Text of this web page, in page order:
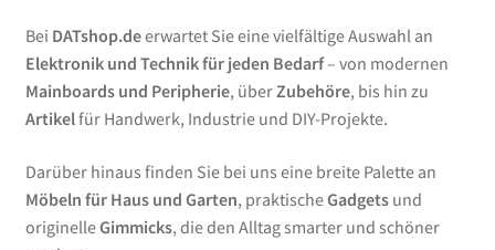
Bei DATshop.deerwartet Sie eine vielfältige Auswahl an
Elektronik und Technik für jeden Bedarf– von modernen
Mainboards und Peripherie, überZubehöre, bis hin zu
Artikelfür Handwerk, Industrie und DIY-Projekte.
Darüber hinaus finden Sie bei uns eine breite Palette an
Möbeln für Haus und Garten, praktischeGadgetsund
originelleGimmicks, die den Alltag smarter und schöner